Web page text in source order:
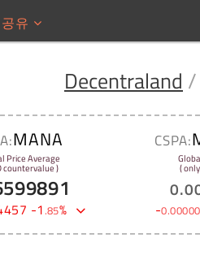
공유
Decentraland /
MANA
Price Average
countervalue )
-1.85%
CSPA:
(
0.
-0.